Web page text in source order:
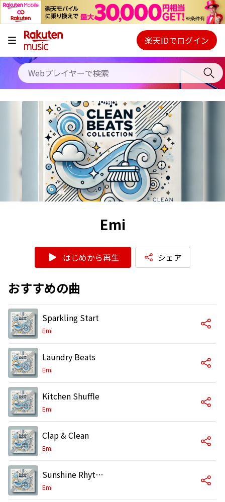
キャンペーン
料金プラン
使い方
初回30日間無料お試し
Webプレイヤー
ご契約内容の確認・変更
楽天IDでログイン
Emi
はじめから再生 シェア
おすすめの曲
Sparkling Start
Emi
Laundry Beats
Emi
Kitchen Shuffle
Emi
Clap & Clean
Emi
Sunshine Rhythm
Emi